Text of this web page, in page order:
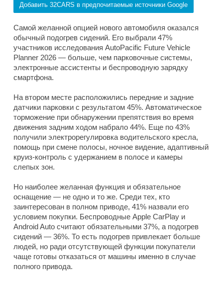
Добавить 32CARS в предпочитаемые источники Google
Самой желанной опцией нового автомобиля оказался
обычный подогрев сидений. Его выбрали 47%
участников исследования AutoPacific Future Vehicle
Planner 2026 — больше, чем парковочные системы,
электронные ассистенты и беспроводную зарядку
смартфона.
На втором месте расположились передние и задние
датчики парковки с результатом 45%. Автоматическое
торможение при обнаружении препятствия во время
движения задним ходом набрало 44%. Еще по 43%
получили электрорегулировка водительского кресла,
помощь при смене полосы, ночное видение, адаптивный
круиз-контроль с удержанием в полосе и камеры
слепых зон.
Но наиболее желанная функция и обязательное
оснащение — не одно и то же. Среди тех, кто
заинтересован в полном приводе, 41% назвали его
условием покупки. Беспроводные Apple CarPlay и
Android Auto считают обязательными 37%, а подогрев
сидений — 36%. То есть подогрев привлекает больше
людей, но ради отсутствующей функции покупатели
чаще готовы отказаться от машины именно в случае
полного привода.